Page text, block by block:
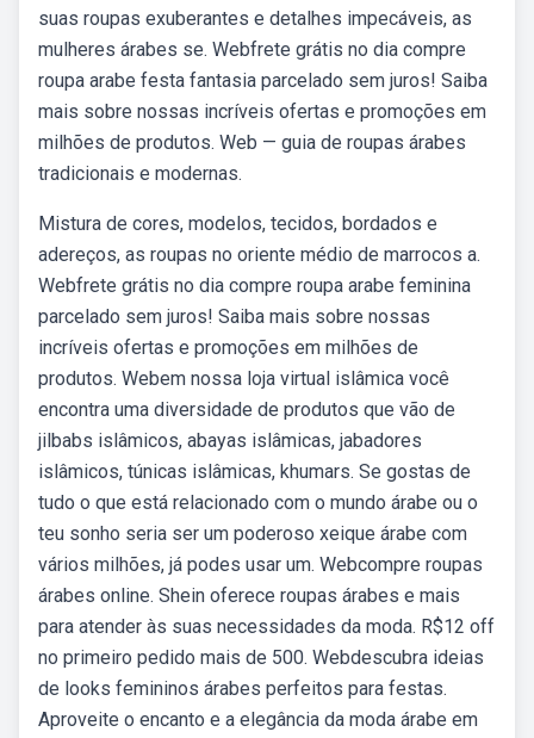
suas roupas exuberantes e detalhes impecáveis, as
mulheres árabes se. Webfrete grátis no dia compre
roupa arabe festa fantasia parcelado sem juros! Saiba
mais sobre nossas incríveis ofertas e promoções em
milhões de produtos. Web — guia de roupas árabes
tradicionais e modernas.
Mistura de cores, modelos, tecidos, bordados e
adereços, as roupas no oriente médio de marrocos a.
Webfrete grátis no dia compre roupa arabe feminina
parcelado sem juros! Saiba mais sobre nossas
incríveis ofertas e promoções em milhões de
produtos. Webem nossa loja virtual islâmica você
encontra uma diversidade de produtos que vão de
jilbabs islâmicos, abayas islâmicas, jabadores
islâmicos, túnicas islâmicas, khumars. Se gostas de
tudo o que está relacionado com o mundo árabe ou o
teu sonho seria ser um poderoso xeique árabe com
vários milhões, já podes usar um. Webcompre roupas
árabes online. Shein oferece roupas árabes e mais
para atender às suas necessidades da moda. R$12 off
no primeiro pedido mais de 500. Webdescubra ideias
de looks femininos árabes perfeitos para festas.
Aproveite o encanto e a elegância da moda árabe em